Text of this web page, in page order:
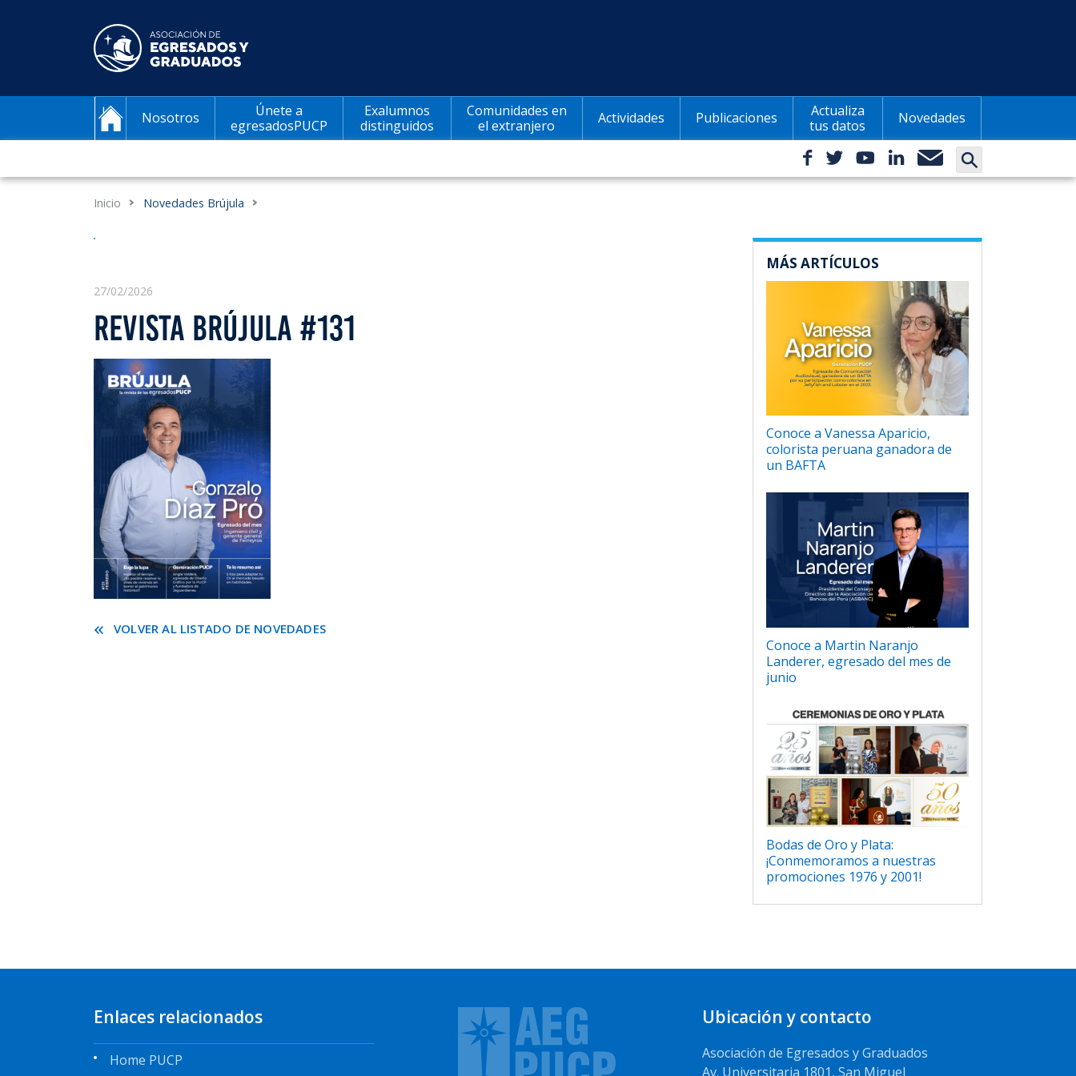
Nosotros
Únete a
egresadosPUCP
Exalumnos
distinguidos
Comunidades en
el extranjero
Actividades Publicaciones
Actualiza
tus datos
Novedades
Inicio Novedades Brújula
27/02/2026
REVISTA BRÚJULA #131
VOLVER AL LISTADO DE NOVEDADES
MÁS ARTÍCULOS
Conoce a Vanessa Aparicio,
colorista peruana ganadora de
un BAFTA
Conoce a Martin Naranjo
Landerer, egresado del mes de
junio
Bodas de Oro y Plata:
¡Conmemoramos a nuestras
promociones 1976 y 2001!
Enlaces relacionados
Home PUCP
Ubicación y contacto
Asociación de Egresados y Graduados
Av. Universitaria 1801, San Miguel